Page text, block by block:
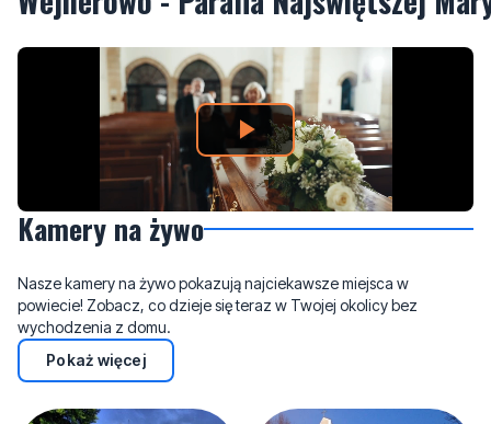
Kamery na żywo
Nasze kamery na żywo pokazują najciekawsze miejsca w
powiecie! Zobacz, co dzieje się teraz w Twojej okolicy bez
wychodzenia z domu.
Pokaż więcej